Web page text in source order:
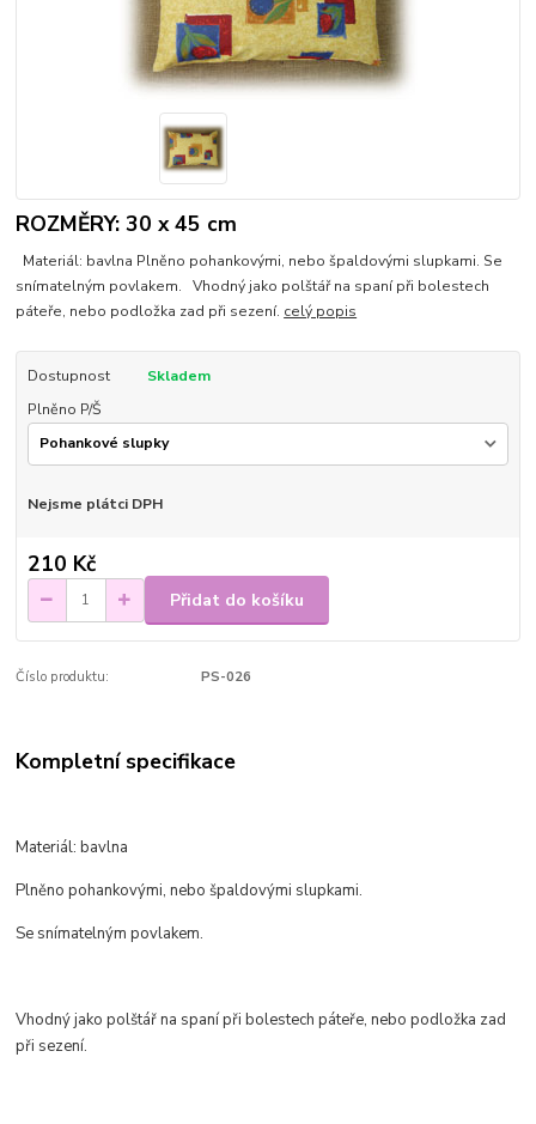
ROZMĚRY: 30 x 45 cm
Materiál: bavlna Plněno pohankovými, nebo špaldovými slupkami. Se
snímatelným povlakem. Vhodný jako polštář na spaní při bolestech
páteře, nebo podložka zad při sezení. celý popis
Dostupnost
Skladem
Plněno P/Š
Nejsme plátci DPH
210 Kč
Přidat do košíku
Číslo produktu: PS-026
Kompletní specifikace
Materiál: bavlna
Plněno pohankovými, nebo špaldovými slupkami.
Se snímatelným povlakem.
Vhodný jako polštář na spaní při bolestech páteře, nebo podložka zad
při sezení.